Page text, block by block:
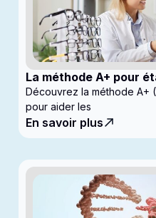
La méthode A+ pour
enfants en clinique
Découvrez la méthode A+
pour aider les
En savoir plus